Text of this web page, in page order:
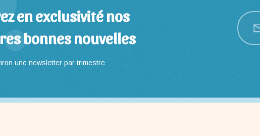
en exclusivité nos
bonnes nouvelles
une newsletter par trimestre